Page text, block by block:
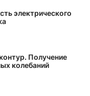
электрического
Получение
колебаний